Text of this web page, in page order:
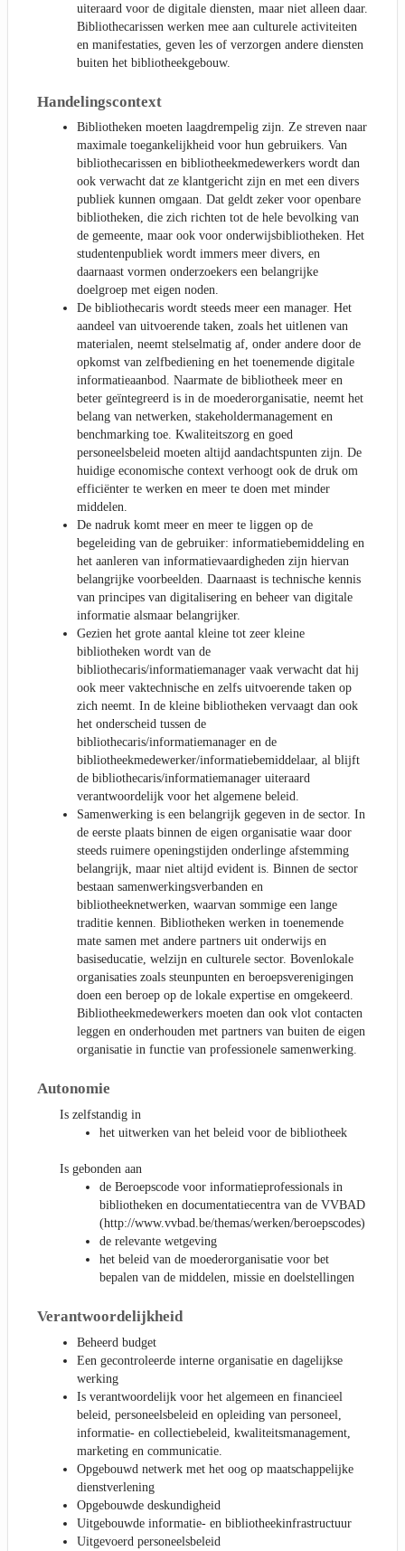
uiteraard voor de digitale diensten, maar niet alleen daar.
Bibliothecarissen werken mee aan culturele activiteiten
en manifestaties, geven les of verzorgen andere diensten
buiten het bibliotheekgebouw.
Handelingscontext
Bibliotheken moeten laagdrempelig zijn. Ze streven naar
maximale toegankelijkheid voor hun gebruikers. Van
bibliothecarissen en bibliotheekmedewerkers wordt dan
ook verwacht dat ze klantgericht zijn en met een divers
publiek kunnen omgaan. Dat geldt zeker voor openbare
bibliotheken, die zich richten tot de hele bevolking van
de gemeente, maar ook voor onderwijsbibliotheken. Het
studentenpubliek wordt immers meer divers, en
daarnaast vormen onderzoekers een belangrijke
doelgroep met eigen noden.
De bibliothecaris wordt steeds meer een manager. Het
aandeel van uitvoerende taken, zoals het uitlenen van
materialen, neemt stelselmatig af, onder andere door de
opkomst van zelfbediening en het toenemende digitale
informatieaanbod. Naarmate de bibliotheek meer en
beter geïntegreerd is in de moederorganisatie, neemt het
belang van netwerken, stakeholdermanagement en
benchmarking toe. Kwaliteitszorg en goed
personeelsbeleid moeten altijd aandachtspunten zijn. De
huidige economische context verhoogt ook de druk om
efficiënter te werken en meer te doen met minder
middelen.
De nadruk komt meer en meer te liggen op de
begeleiding van de gebruiker: informatiebemiddeling en
het aanleren van informatievaardigheden zijn hiervan
belangrijke voorbeelden. Daarnaast is technische kennis
van principes van digitalisering en beheer van digitale
informatie alsmaar belangrijker.
Gezien het grote aantal kleine tot zeer kleine
bibliotheken wordt van de
bibliothecaris/informatiemanager vaak verwacht dat hij
ook meer vaktechnische en zelfs uitvoerende taken op
zich neemt. In de kleine bibliotheken vervaagt dan ook
het onderscheid tussen de
bibliothecaris/informatiemanager en de
bibliotheekmedewerker/informatiebemiddelaar, al blijft
de bibliothecaris/informatiemanager uiteraard
verantwoordelijk voor het algemene beleid.
Samenwerking is een belangrijk gegeven in de sector. In
de eerste plaats binnen de eigen organisatie waar door
steeds ruimere openingstijden onderlinge afstemming
belangrijk, maar niet altijd evident is. Binnen de sector
bestaan samenwerkingsverbanden en
bibliotheeknetwerken, waarvan sommige een lange
traditie kennen. Bibliotheken werken in toenemende
mate samen met andere partners uit onderwijs en
basiseducatie, welzijn en culturele sector. Bovenlokale
organisaties zoals steunpunten en beroepsverenigingen
doen een beroep op de lokale expertise en omgekeerd.
Bibliotheekmedewerkers moeten dan ook vlot contacten
leggen en onderhouden met partners van buiten de eigen
organisatie in functie van professionele samenwerking.
Autonomie
Is zelfstandig in
het uitwerken van het beleid voor de bibliotheek
Is gebonden aan
de Beroepscode voor informatieprofessionals in
bibliotheken en documentatiecentra van de VVBAD
(http://www.vvbad.be/themas/werken/beroepscodes)
de relevante wetgeving
het beleid van de moederorganisatie voor bet
bepalen van de middelen, missie en doelstellingen
Verantwoordelijkheid
Beheerd budget
Een gecontroleerde interne organisatie en dagelijkse
werking
Is verantwoordelijk voor het algemeen en financieel
beleid, personeelsbeleid en opleiding van personeel,
informatie- en collectiebeleid, kwaliteitsmanagement,
marketing en communicatie.
Opgebouwd netwerk met het oog op maatschappelijke
dienstverlening
Opgebouwde deskundigheid
Uitgebouwde informatie- en bibliotheekinfrastructuur
Uitgevoerd personeelsbeleid